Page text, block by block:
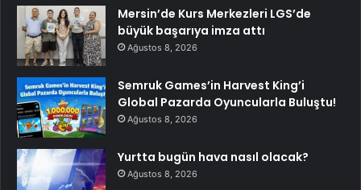
Mersin’de Kurs Merkezleri LGS’de
büyük başarıya imza attı
Ağustos 8, 2026
Semruk Games’in Harvest King’i
Global Pazarda Oyuncularla Buluştu!
Ağustos 8, 2026
Yurtta bugün hava nasıl olacak?
Ağustos 8, 2026